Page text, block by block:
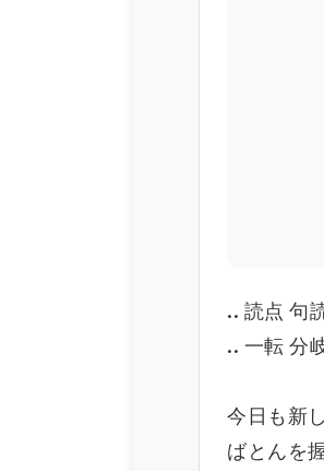
.. 読点 句
.. 一転 分
今日も新
ばとんを